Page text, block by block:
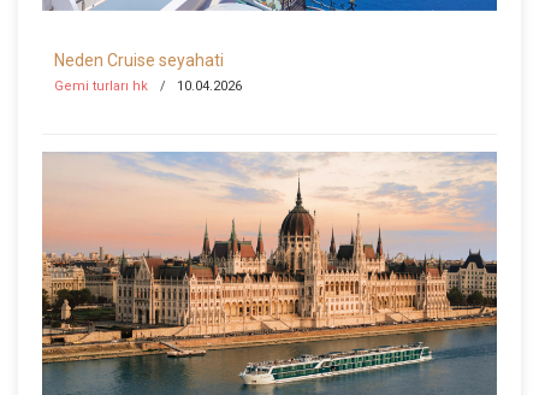
Neden Cruise seyahati
Gemi turları hk 10.04.2026